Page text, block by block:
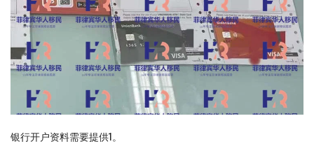
银行开户资料需要提供1。